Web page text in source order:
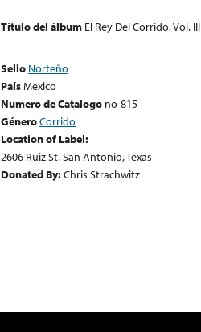
Título del álbum El Rey Del Corrido, Vol. III
Sello Norteño
PaísMexico
Numero de Catalogo no-815
GéneroCorrido
Location of Label:
2606 Ruiz St. San Antonio, Texas
Donated By:Chris Strachwitz